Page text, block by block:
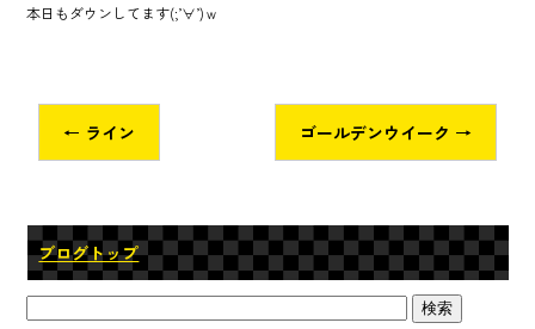
本日もダウンしてます(;’∀’)ｗ
← ライン ゴールデンウイーク →
ブログトップ